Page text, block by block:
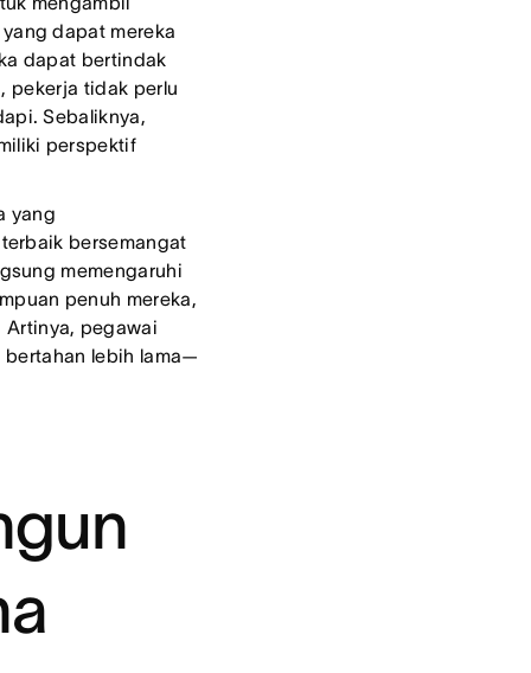
dapat mereka
dapat bertindak
pekerja tidak perlu
Sebaliknya,
perspektif
yang
bersemangat
memengaruhi
penuh mereka,
Artinya, pegawai
lebih lama—